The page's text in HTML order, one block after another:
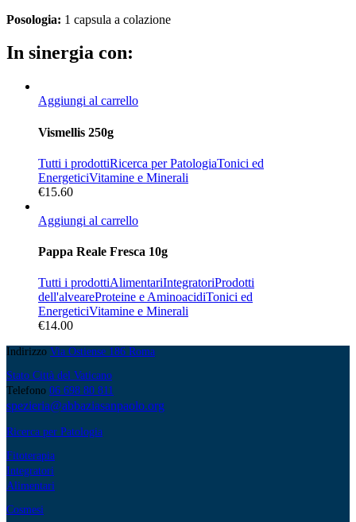
Posologia: 1 capsula a colazione
In sinergia con:
Aggiungi al carrello
Vismellis 250g
Tutti i prodottiRicerca per PatologiaTonici ed
EnergeticiVitamine e Minerali
€15.60
Aggiungi al carrello
Pappa Reale Fresca 10g
Tutti i prodottiAlimentariIntegratoriProdotti
dell'alveareProteine e AminoacidiTonici ed
EnergeticiVitamine e Minerali
€14.00
Indirizzo Via Ostiense 186 Roma
Stato Città del Vaticano
Telefono 06 698 80 811
spezieria@abbaziasanpaolo.org
Ricerca per Patologia
Fitoterapia
Integratori
Alimentari
Cosmesi